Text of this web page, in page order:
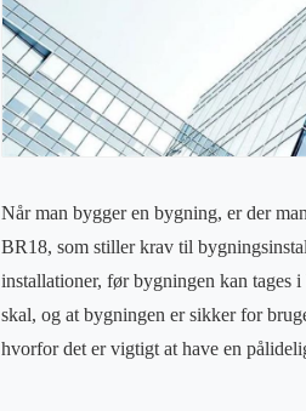
Når man bygger en bygning, er der
BR18, som stiller krav til
installationer, før bygningen kan tages
skal, og at bygningen er sikker for
hvorfor det er vigtigt at have en